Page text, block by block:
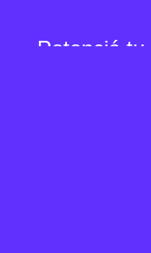
Potenciá tu
Marca